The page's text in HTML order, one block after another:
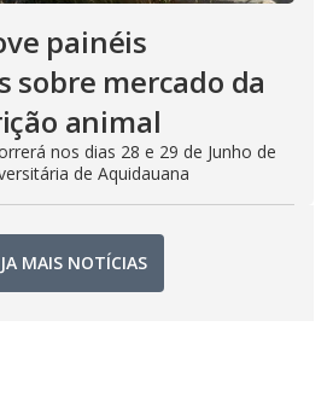
painéis
sobre mercado da
animal
nos dias 28 e 29 de Junho de
de Aquidauana
MAIS NOTÍCIAS